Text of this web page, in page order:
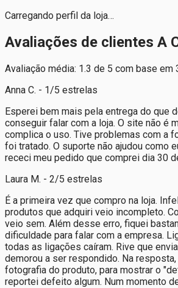
Carregando perfil da loja…
Avaliações de clientes A
Avaliação média: 1.3 de 5 com base em
Anna C. - 1/5 estrelas
Esperei bem mais pela entrega do que
conseguir falar com a loja. O site não é
complica o uso. Tive problemas com a
foi tratado. O suporte não ajudou como
receci meu pedido que comprei dia 30
Laura M. - 2/5 estrelas
É a primeira vez que compro na loja.
produtos que adquiri veio incompleto.
veio sem. Além desse erro, fiquei
dificuldade para falar com a empresa.
todas as ligações caíram. Rive que
demorou a ser respondido. Na
fotografia do produto, para mostrar o
reportei defeito algum. Num momento